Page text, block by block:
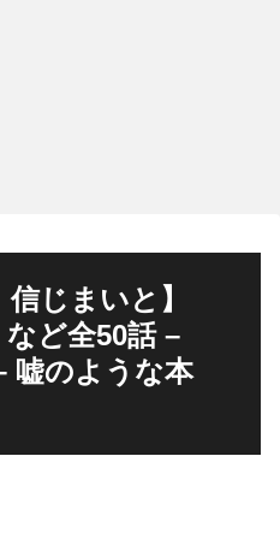
信じまいと】
など全50話 –
嘘のような本